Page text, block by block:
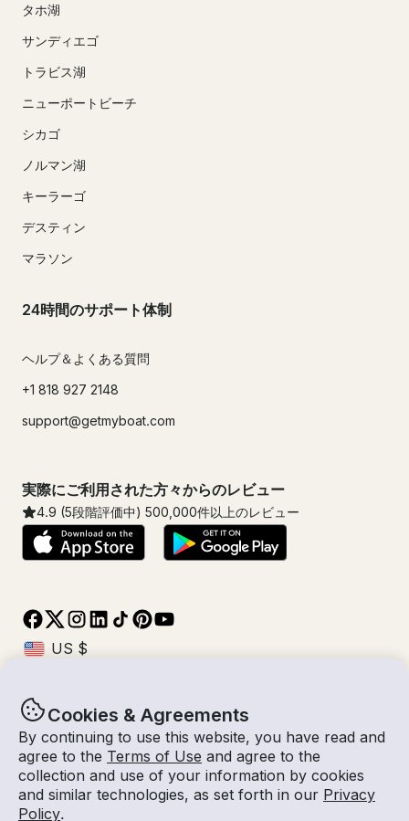
Cookies & Agreements
By continuing to use this website, you have read and
agree to the Terms of Use and agree to the
collection and use of your information by cookies
and similar technologies, as set forth in our Privacy
Policy.
タホ湖
サンディエゴ
トラビス湖
ニューポートビーチ
シカゴ
ノルマン湖
キーラーゴ
デスティン
マラソン
24時間のサポート体制
ヘルプ＆よくある質問
+1 818 927 2148
support@getmyboat.com
実際にご利用された方々からのレビュー
4.9 (5段階評価中) 500,000件以上のレビュー
© Getmyboat 2026利用規約プライバシー規約
07 8月 2026 $82 /時間